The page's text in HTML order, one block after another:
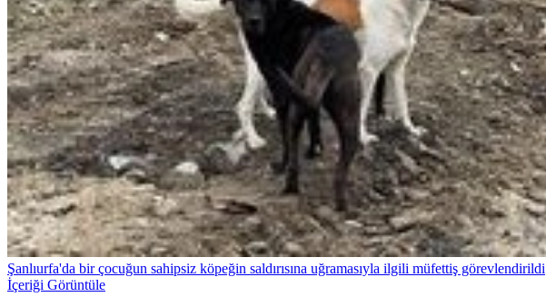
Şanlıurfa'da bir çocuğun sahipsiz köpeğin saldırısına uğramasıyla ilgili müfettiş görevlendirildi
İçeriği Görüntüle